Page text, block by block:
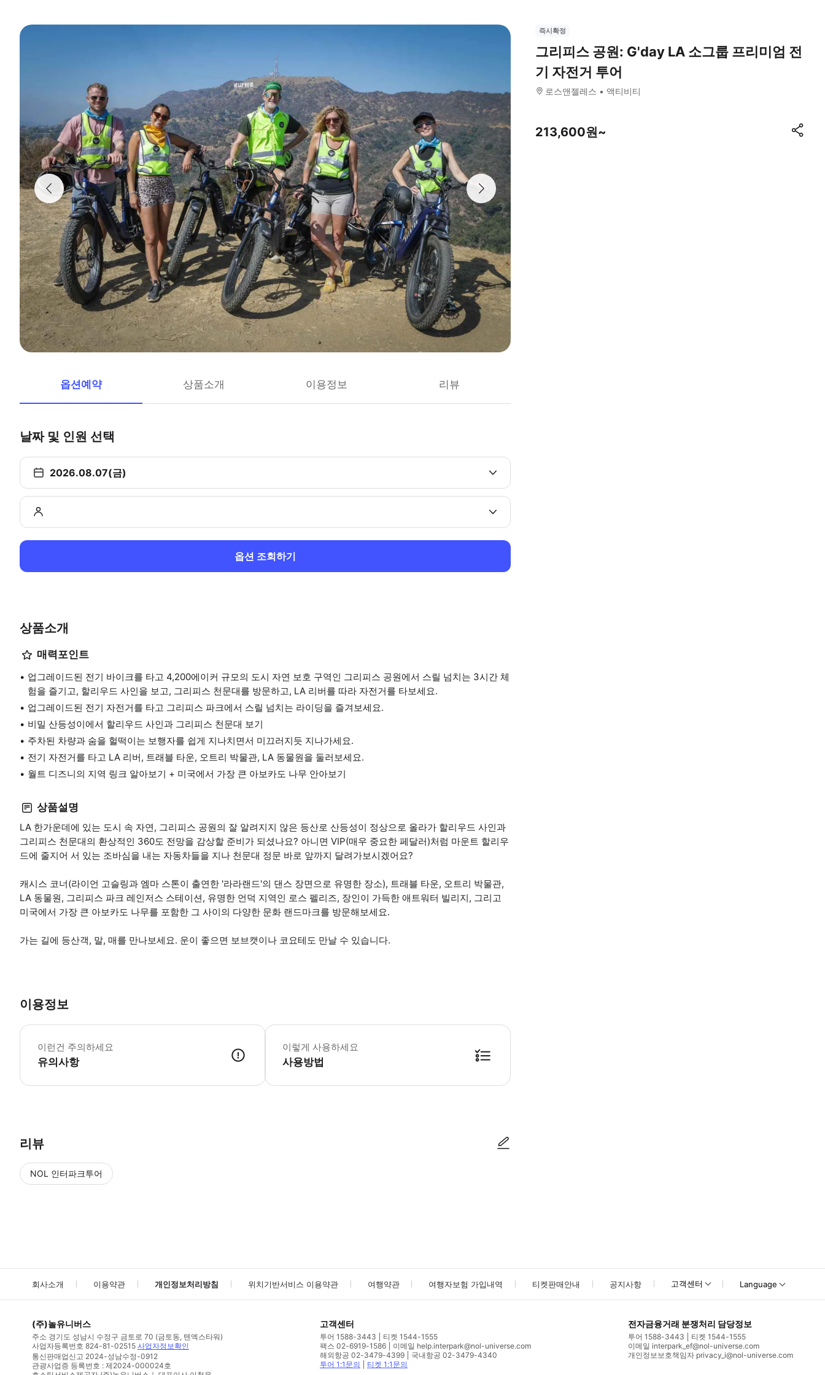
옵션예약 상품소개 이용정보 리뷰
날짜 및 인원 선택
2026.08.07(금)
옵션 조회하기
상품소개
매력포인트
업그레이드된 전기 바이크를 타고 4,200에이커 규모의 도시 자연 보호 구역인 그리피스 공원에서 스릴 넘치는 3시간 체
험을 즐기고, 할리우드 사인을 보고, 그리피스 천문대를 방문하고, LA 리버를 따라 자전거를 타보세요.
업그레이드된 전기 자전거를 타고 그리피스 파크에서 스릴 넘치는 라이딩을 즐겨보세요.
비밀 산등성이에서 할리우드 사인과 그리피스 천문대 보기
주차된 차량과 숨을 헐떡이는 보행자를 쉽게 지나치면서 미끄러지듯 지나가세요.
전기 자전거를 타고 LA 리버, 트래블 타운, 오트리 박물관, LA 동물원을 둘러보세요.
월트 디즈니의 지역 링크 알아보기 + 미국에서 가장 큰 아보카도 나무 안아보기
상품설명
LA 한가운데에 있는 도시 속 자연, 그리피스 공원의 잘 알려지지 않은 등산로 산등성이 정상으로 올라가 할리우드 사인과
그리피스 천문대의 환상적인 360도 전망을 감상할 준비가 되셨나요? 아니면 VIP(매우 중요한 페달러)처럼 마운트 할리우
드에 줄지어 서 있는 조바심을 내는 자동차들을 지나 천문대 정문 바로 앞까지 달려가보시겠어요?
캐시스 코너(라이언 고슬링과 엠마 스톤이 출연한 '라라랜드'의 댄스 장면으로 유명한 장소), 트래블 타운, 오트리 박물관,
LA 동물원, 그리피스 파크 레인저스 스테이션, 유명한 언덕 지역인 로스 펠리즈, 장인이 가득한 애트워터 빌리지, 그리고
미국에서 가장 큰 아보카도 나무를 포함한 그 사이의 다양한 문화 랜드마크를 방문해보세요.
가는 길에 등산객, 말, 매를 만나보세요. 운이 좋으면 보브캣이나 코요테도 만날 수 있습니다.
이용정보
이런건 주의하세요
유의사항
* 소요시간 : 180분 (옵션에 따라 소요 시간이 다를 수 있으니, 예약 시 확인 부탁드립니다.)
이렇게 사용하세요
사용방법
리뷰
NOL 인터파크투어
즉시확정
그리피스 공원: G'day LA 소그룹 프리미엄 전
기 자전거 투어
로스앤젤레스 액티비티
213,600원~
회사소개 이용약관 개인정보처리방침 위치기반서비스 이용약관 여행약관 여행자보험 가입내역 티켓판매안내 공지사항 고객센터 Language
(주)놀유니버스
주소 경기도 성남시 수정구 금토로 70 (금토동, 텐엑스타워)
사업자등록번호 824-81-02515 사업자정보확인
통신판매업신고 2024-성남수정-0912
관광사업증 등록번호 : 제2024-000024호
고객센터
투어 1588-3443
티켓 1544-1555
팩스 02-6919-1586
이메일 help.interpark@nol-universe.com
해외항공 02-3479-4399
국내항공 02-3479-4340
투어 1:1문의
티켓 1:1문의
전자금융거래 분쟁처리 담당정보
투어 1588-3443
티켓 1544-1555
이메일 interpark_ef@nol-universe.com
개인정보보호책임자 privacy_i@nol-universe.com